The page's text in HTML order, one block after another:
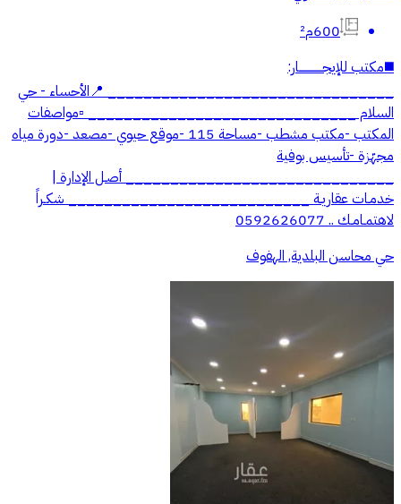
600م²
◼️مكتب للإيجـــــــــــــار:
________________________________ 📍الأحساء - حي
السلام ______________________________ ▫️مواصفات
المكتب -مكتب مشطب -مساحة 115 -موقع حيوي -مصعد -دورة مياه
مجهّزة -تأسيس بوفية
______________________________ أصـل الإدارة |
خدمـات عقاريـة ___________________________ شكـراً
لاهتمـامـك .. 0592626077
حي محاسن البلدية, الهفوف